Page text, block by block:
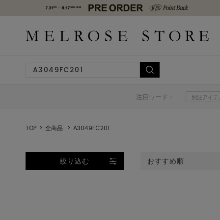
注目ワード： 別注アイテ
TOP 全商品 A3049FC201
絞り込む おすすめ順